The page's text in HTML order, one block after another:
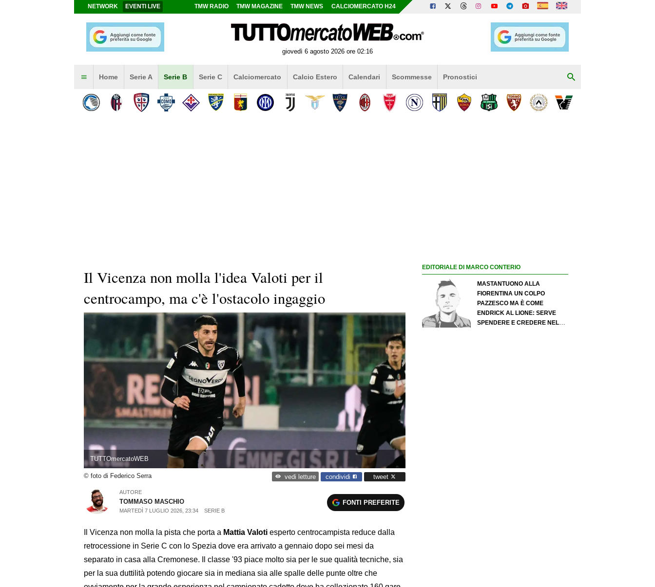
NETWORK EVENTI LIVE TMW RADIO TMW MAGAZINE TMW NEWS CALCIOMERCATO H24
giovedì 6 agosto 2026 ore 02:16
Home Serie A Serie B Serie C Calciomercato Calcio Estero Calendari Scommesse Pronostici
Il Vicenza non molla l'idea Valoti per il
centrocampo, ma c'è l'ostacolo ingaggio
TUTTOmercatoWEB
© foto di Federico Serra vedi letture condividi tweet
AUTORE
TOMMASO MASCHIO
MARTEDÌ 7 LUGLIO 2026, 23:34 SERIE B
FONTI PREFERITE
Il Vicenza non molla la pista che porta a Mattia Valoti esperto centrocampista reduce dalla
retrocessione in Serie C con lo Spezia dove era arrivato a gennaio dopo sei mesi da
separato in casa alla Cremonese. Il classe '93 piace molto sia per le sue qualità tecniche, sia
per la sua duttilità potendo giocare sia in mediana sia alle spalle delle punte oltre che
EDITORIALE DI MARCO CONTERIO
MASTANTUONO ALLA
FIORENTINA UN COLPO
PAZZESCO MA È COME
ENDRICK AL LIONE: SERVE
SPENDERE E CREDERE NELLO